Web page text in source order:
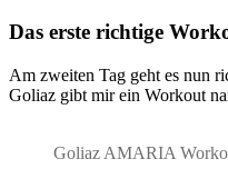
Das erste richtige
Am zweiten Tag geht es nun
Goliaz gibt mir ein Workout
Goliaz AMARIA